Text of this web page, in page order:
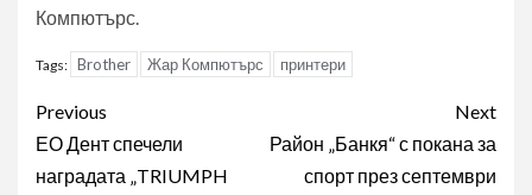
Компютърс.
Tags: Brother Жар Компютърс принтери
Post
navigation
Previous
ЕО Дент спечели
наградата „TRIUMPH
Next
Район „Банкя“ с покана за
спорт през септември